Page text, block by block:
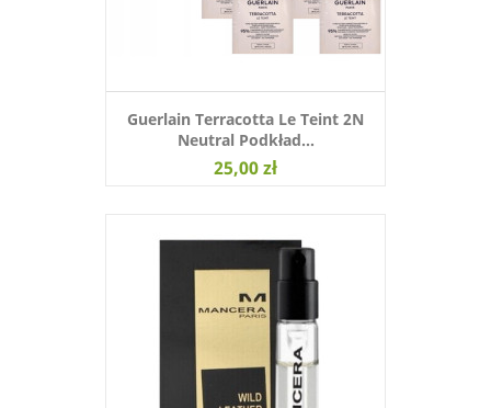
Guerlain Terracotta Le Teint 2N
Neutral Podkład...
25,00 zł